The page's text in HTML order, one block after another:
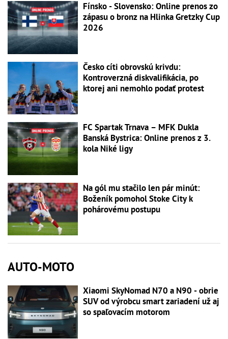
Fínsko - Slovensko: Online prenos zo
zápasu o bronz na Hlinka Gretzky Cup
2026
Česko cíti obrovskú krivdu:
Kontroverzná diskvalifikácia, po
ktorej ani nemohlo podať protest
FC Spartak Trnava – MFK Dukla
Banská Bystrica: Online prenos z 3.
kola Niké ligy
Na gól mu stačilo len pár minút:
Boženík pomohol Stoke City k
pohárovému postupu
AUTO-MOTO
Xiaomi SkyNomad N70 a N90 - obrie
SUV od výrobcu smart zariadení už aj
so spaľovacím motorom